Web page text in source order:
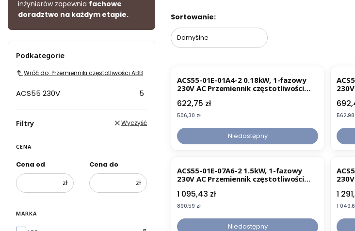
inżynierów zapewnia fachowe
doradztwo na każdym etapie.
Podkategorie
Wróć do: Przemienniki częstotliwości ABB
ACS55 230V 5
Filtry Wyczyść
CENA
Cena od
zł
Cena do
zł
MARKA
Lista produktów
Sortowanie:
Domyślne
ACS55-01E-01A4-2 0.18kW, 1-fazowy
230V AC Przemiennik częstotliwości
Cena
622,75 zł
Cena
506,30 zł
Niedostępny
Cena
562,98
ACS55-01E-07A6-2 1.5kW, 1-fazowy
230V AC Przemiennik częstotliwości
Cena
1 095,43 zł
Cena
890,59 zł
Niedostępny
1
Cena
1